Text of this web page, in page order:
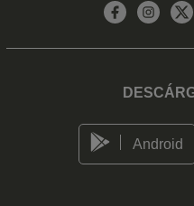
Android